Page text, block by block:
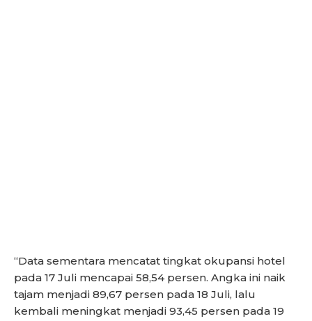
“Data sementara mencatat tingkat okupansi hotel
pada 17 Juli mencapai 58,54 persen. Angka ini naik
tajam menjadi 89,67 persen pada 18 Juli, lalu
kembali meningkat menjadi 93,45 persen pada 19